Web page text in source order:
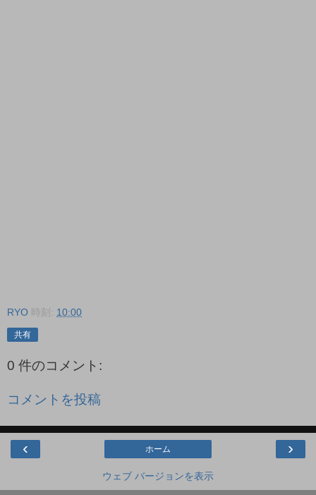
RYO 時刻: 10:00
共有
0 件のコメント:
コメントを投稿
‹ ›
ホーム
ウェブ バージョンを表示